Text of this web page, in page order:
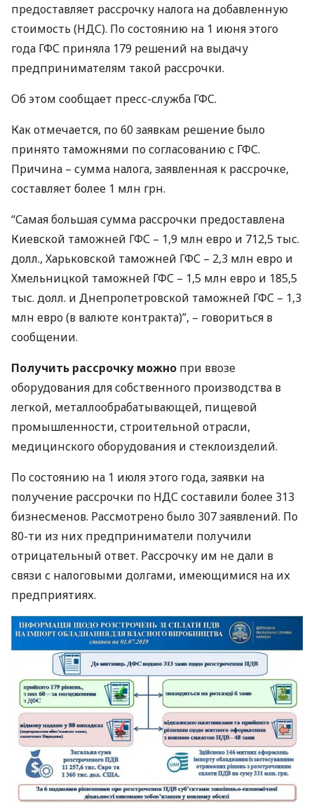
предоставляет рассрочку налога на добавленную
стоимость (НДС). По состоянию на 1 июня этого
года ГФС приняла 179 решений на выдачу
предпринимателям такой рассрочки.
Об этом сообщает пресс-служба ГФС.
Как отмечается, по 60 заявкам решение было
принято таможнями по согласованию с ГФС.
Причина – сумма налога, заявленная к рассрочке,
составляет более 1 млн грн.
“Самая большая сумма рассрочки предоставлена
Киевской таможней ГФС – 1,9 млн евро и 712,5 тыс.
долл., Харьковской таможней ГФС – 2,3 млн евро и
Хмельницкой таможней ГФС – 1,5 млн евро и 185,5
тыс. долл. и Днепропетровской таможней ГФС – 1,3
млн евро (в валюте контракта)”, – говориться в
сообщении.
Получить рассрочку можно при ввозе
оборудования для собственного производства в
легкой, металлообрабатывающей, пищевой
промышленности, строительной отрасли,
медицинского оборудования и стеклоизделий.
По состоянию на 1 июля этого года, заявки на
получение рассрочки по НДСсоставили более 313
бизнесменов. Рассмотрено было 307 заявлений. По
80-ти из них предприниматели получили
отрицательный ответ. Рассрочку им не дали в
связи с налоговыми долгами, имеющимися на их
предприятиях.